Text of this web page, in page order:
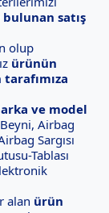
bulunan satış
olup
ürünün
ve model
Airbag
Sargısı
Tablası
alan ürün